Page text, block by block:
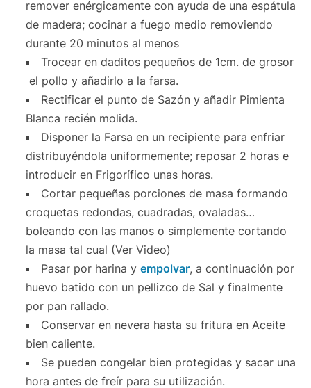
remover enérgicamente con ayuda de una espátula
de madera; cocinar a fuego medio removiendo
durante 20 minutos al menos
Trocear en daditos pequeños de 1cm. de grosor
el pollo y añadirlo a la farsa.
Rectificar el punto de Sazón y añadir Pimienta
Blanca recién molida.
Disponer la Farsa en un recipiente para enfriar
distribuyéndola uniformemente; reposar 2 horas e
introducir en Frigorífico unas horas.
Cortar pequeñas porciones de masa formando
croquetas redondas, cuadradas, ovaladas…
boleando con las manos o simplemente cortando
la masa tal cual (Ver Video)
Pasar por harina yempolvar, a continuación por
huevo batido con un pellizco de Sal y finalmente
por pan rallado.
Conservar en nevera hasta su fritura en Aceite
bien caliente.
Se pueden congelar bien protegidas y sacar una
hora antes de freír para su utilización.